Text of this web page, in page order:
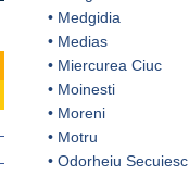
• Medgidia
• Medias
• Miercurea Ciuc
• Moinesti
• Moreni
• Motru
• Odorheiu Secuiesc